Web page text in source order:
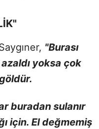
"Burası
yoksa çok
buradan sulanır
için. El değmemiş